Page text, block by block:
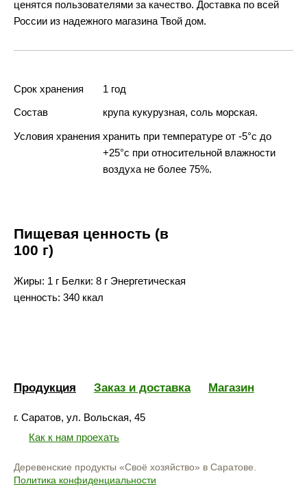
ценятся пользователями за качество. Доставка по всей
России из надежного магазина Твой дом.
Срок хранения 1 год
Состав крупа кукурузная, соль морская.
Условия хранения хранить при температуре от -5°с до
+25°с при относительной влажности
воздуха не более 75%.
Пищевая ценность (в
100 г)
Жиры: 1 г Белки: 8 г Энергетическая
ценность: 340 ккал
Продукция Заказ и доставка Магазин
г. Саратов, ул. Вольская, 45
Как к нам проехать
Деревенские продукты «Своё хозяйство» в Саратове.
Политика конфиденциальности